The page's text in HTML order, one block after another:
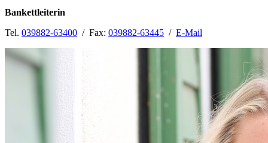
Bankettleiterin
Tel. 039882-63400 / Fax: 039882-63445 / E-Mail